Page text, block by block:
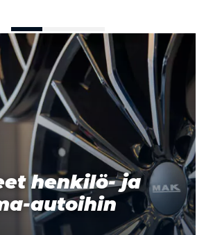
henkilö- ja
autoihin